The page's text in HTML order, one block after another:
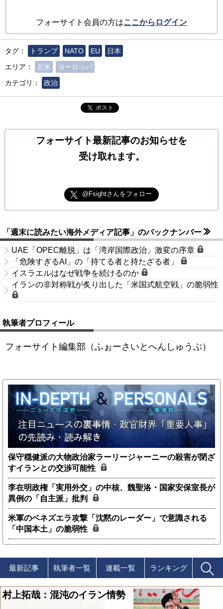
フォーサイト会員の方はここからログイン
タグ： トランプ NATO EU
日本
エリア：
北米
ヨーロッパ
カテゴリ：
政治
ポスト
フォーサイト最新記事のお知らせを
受け取れます。
@Fsightさんをフォロー
「週末に読みたい海外メディア記事」のバックナンバー
UAE「OPEC離脱」は「湾岸国際政治」激変の序章
「危険すぎるAI」の「持てる者と持たざる者」
イスラエルはなぜ戦争を続けるのか
イランの非対称戦が炙り出した「米国式航空戦」の脆弱性
執筆者プロフィール
フォーサイト編集部（ふぉーさいとへんしゅうぶ）
保守穏健派の大物政治家ラーリージャーニーの殺害が閉ざ
すイランとの交渉可能性
李在明政権「実用外交」の中核、魏聖洛・国家安保室長が
異例の「自主派」批判
米軍のベネズエラ攻撃「沈黙のレーダー」で意識される
「中国本土」の脆弱性
最新記事 執筆者一覧 連載一覧 ランキング
村上拓哉：混沌のイラン情勢